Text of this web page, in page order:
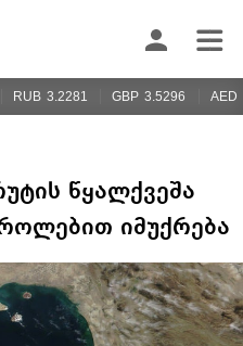
RUB 3.2281 GBP 3.5296 AED
წყალქვეშა
იმუქრება